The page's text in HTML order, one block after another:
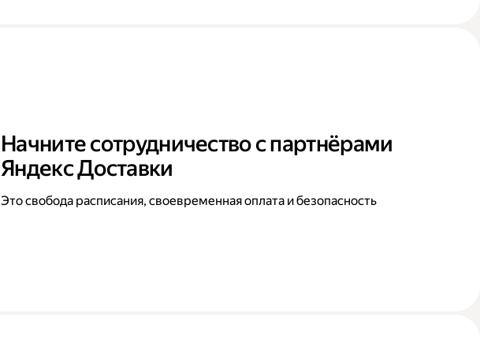
Начните сотрудничество с партнёрами
Яндекс Доставки
Это свобода расписания, своевременная оплата и безопасность